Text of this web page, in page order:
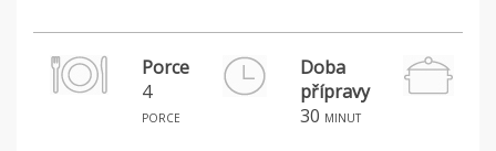
Porce
4
porce
Doba
přípravy
30 minut